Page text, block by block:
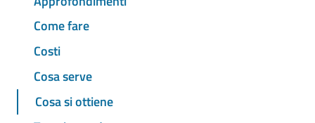
Come fare
Costi
Cosa serve
Cosa si ottiene